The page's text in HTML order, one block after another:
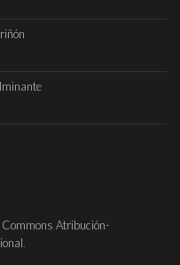
Atribución-